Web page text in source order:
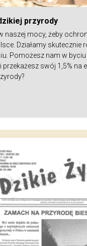
przyrody
naszej mocy, żeby
Działamy skutecznie
Pomożesz nam w byciu
przekażesz swój 1,5% na